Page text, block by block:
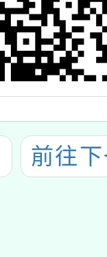
前往